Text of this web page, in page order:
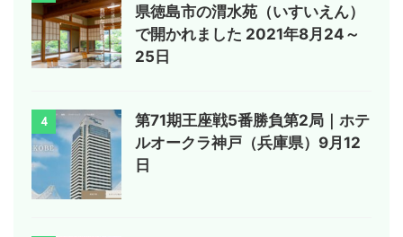
県徳島市の渭水苑（いすいえん）
で開かれました 2021年8月24～
25日
4
第71期王座戦5番勝負第2局｜ホテ
ルオークラ神戸（兵庫県）9月12
日